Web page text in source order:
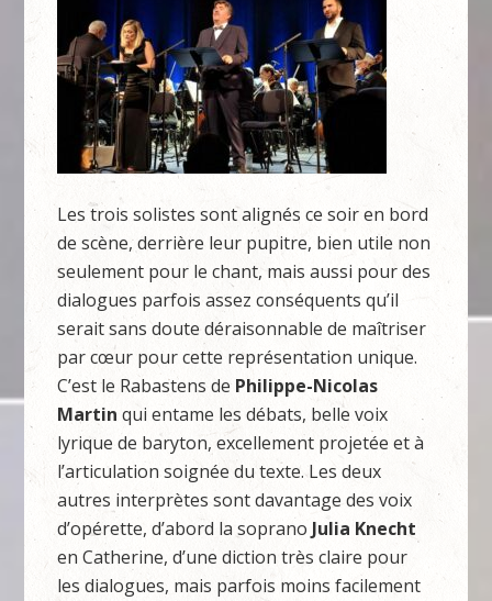
Les trois solistes sont alignés ce soir en bord
de scène, derrière leur pupitre, bien utile non
seulement pour le chant, mais aussi pour des
dialogues parfois assez conséquents qu’il
serait sans doute déraisonnable de maîtriser
par cœur pour cette représentation unique.
C’est le Rabastens dePhilippe-Nicolas
Martin qui entame les débats, belle voix
lyrique de baryton, excellement projetée et à
l’articulation soignée du texte. Les deux
autres interprètes sont davantage des voix
d’opérette, d’abord la soprano Julia Knecht
en Catherine, d’une diction très claire pour
les dialogues, mais parfois moins facilement